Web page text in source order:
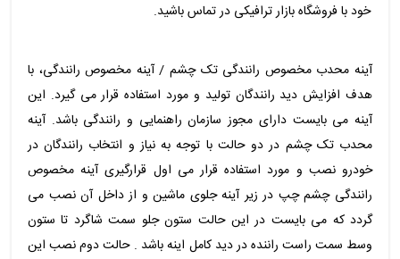
خود با فروشگاه بازار ترافیکی در تماس باشید.
آینه محدب مخصوص رانندگی تک چشم / آینه مخصوص رانندگی، با
هدف افزایش دید رانندگان تولید و مورد استفاده قرار می گیرد. این
آینه می بایست دارای مجوز سازمان راهنمایی و رانندگی باشد. آینه
محدب تک چشم در دو حالت با توجه به نیاز و انتخاب رانندگان در
خودرو نصب و مورد استفاده قرار می اول قرارگیری آینه مخصوص
رانندگی چشم چپ در زیر آینه جلوی ماشین و از داخل آن نصب می
گردد که می بایست در این حالت ستون جلو سمت شاگرد تا ستون
وسط سمت راست راننده در دید کامل اینه باشد . حالت دوم نصب این